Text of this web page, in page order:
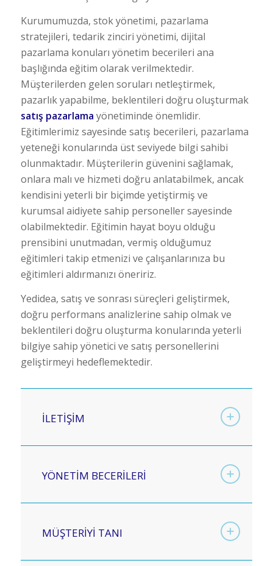
Kurumumuzda, stok yönetimi, pazarlama
stratejileri, tedarik zinciri yönetimi, dijital
pazarlama konuları yönetim becerileri ana
başlığında eğitim olarak verilmektedir.
Müşterilerden gelen soruları netleştirmek,
pazarlık yapabilme, beklentileri doğru oluşturmak
satış pazarlama yönetiminde önemlidir.
Eğitimlerimiz sayesinde satış becerileri, pazarlama
yeteneği konularında üst seviyede bilgi sahibi
olunmaktadır. Müşterilerin güvenini sağlamak,
onlara malı ve hizmeti doğru anlatabilmek, ancak
kendisini yeterli bir biçimde yetiştirmiş ve
kurumsal aidiyete sahip personeller sayesinde
olabilmektedir. Eğitimin hayat boyu olduğu
prensibini unutmadan, vermiş olduğumuz
eğitimleri takip etmenizi ve çalışanlarınıza bu
eğitimleri aldırmanızı öneririz.
Yedidea, satış ve sonrası süreçleri geliştirmek,
doğru performans analizlerine sahip olmak ve
beklentileri doğru oluşturma konularında yeterli
bilgiye sahip yönetici ve satış personellerini
geliştirmeyi hedeflemektedir.
İLETİŞİM
YÖNETİM BECERİLERİ
MÜŞTERİYİ TANI